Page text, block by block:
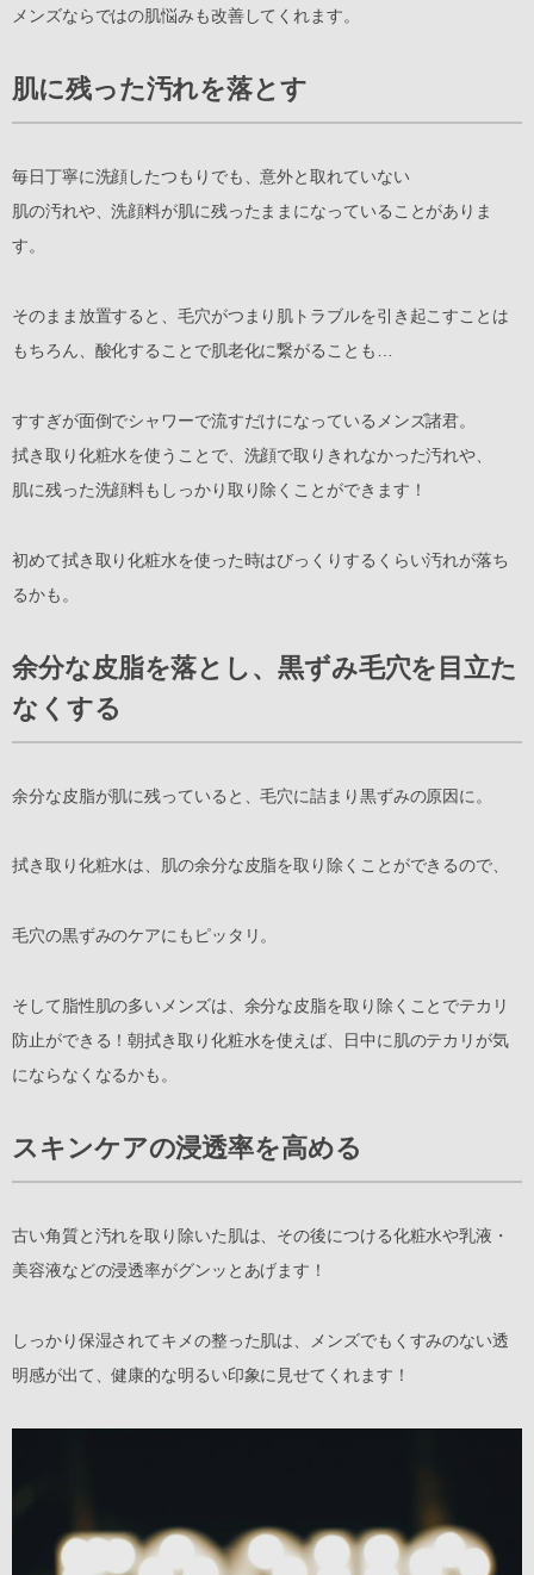
メンズならではの肌悩みも改善してくれます。
肌に残った汚れを落とす
毎日丁寧に洗顔したつもりでも、意外と取れていない
肌の汚れや、洗顔料が肌に残ったままになっていることがありま
す。
そのまま放置すると、毛穴がつまり肌トラブルを引き起こすことは
もちろん、酸化することで肌老化に繋がることも…
すすぎが面倒でシャワーで流すだけになっているメンズ諸君。
拭き取り化粧水を使うことで、洗顔で取りきれなかった汚れや、
肌に残った洗顔料もしっかり取り除くことができます！
初めて拭き取り化粧水を使った時はびっくりするくらい汚れが落ち
るかも。
余分な皮脂を落とし、黒ずみ毛穴を目立た
なくする
余分な皮脂が肌に残っていると、毛穴に詰まり黒ずみの原因に。
拭き取り化粧水は、肌の余分な皮脂を取り除くことができるので、
毛穴の黒ずみのケアにもピッタリ。
そして脂性肌の多いメンズは、余分な皮脂を取り除くことでテカリ
防止ができる！朝拭き取り化粧水を使えば、日中に肌のテカリが気
にならなくなるかも。
スキンケアの浸透率を高める
古い角質と汚れを取り除いた肌は、その後につける化粧水や乳液・
美容液などの浸透率がグンッとあげます！
しっかり保湿されてキメの整った肌は、メンズでもくすみのない透
明感が出て、健康的な明るい印象に見せてくれます！